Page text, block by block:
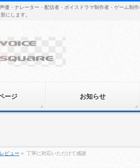
優・ナレーター・配信者・ボイスドラマ制作者・ゲーム制
にします。
ージ お知らせ
レビュー » 丁寧に対応いただけて感謝